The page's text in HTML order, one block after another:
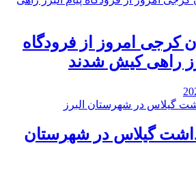
کرجی امروز از فرودگاه
راهی کیش شدند
گیلاس در شهرستان